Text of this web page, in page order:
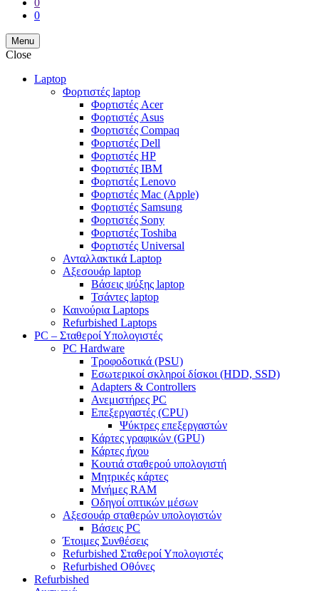
0
0
Menu
Close
Laptop
Φορτιστές laptop
Φορτιστές Acer
Φορτιστές Asus
Φορτιστές Compaq
Φορτιστές Dell
Φορτιστές HP
Φορτιστές IBM
Φορτιστές Lenovo
Φορτιστές Mac (Apple)
Φορτιστές Samsung
Φορτιστές Sony
Φορτιστές Toshiba
Φορτιστές Universal
Ανταλλακτικά Laptop
Αξεσουάρ laptop
Βάσεις ψύξης laptop
Τσάντες laptop
Καινούρια Laptops
Refurbished Laptops
PC – Σταθεροί Υπολογιστές
PC Hardware
Τροφοδοτικά (PSU)
Εσωτερικοί σκληροί δίσκοι (HDD, SSD)
Adapters & Controllers
Ανεμιστήρες PC
Επεξεργαστές (CPU)
Ψύκτρες επεξεργαστών
Κάρτες γραφικών (GPU)
Κάρτες ήχου
Κουτιά σταθερού υπολογιστή
Μητρικές κάρτες
Μνήμες RAM
Οδηγοί οπτικών μέσων
Αξεσουάρ σταθερών υπολογιστών
Βάσεις PC
Έτοιμες Συνθέσεις
Refurbished Σταθεροί Υπολογιστές
Refurbished Οθόνες
Refurbished